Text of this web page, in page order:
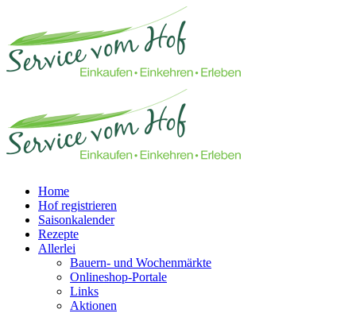
Home
Hof registrieren
Saisonkalender
Rezepte
Allerlei
Bauern- und Wochenmärkte
Onlineshop-Portale
Links
Aktionen